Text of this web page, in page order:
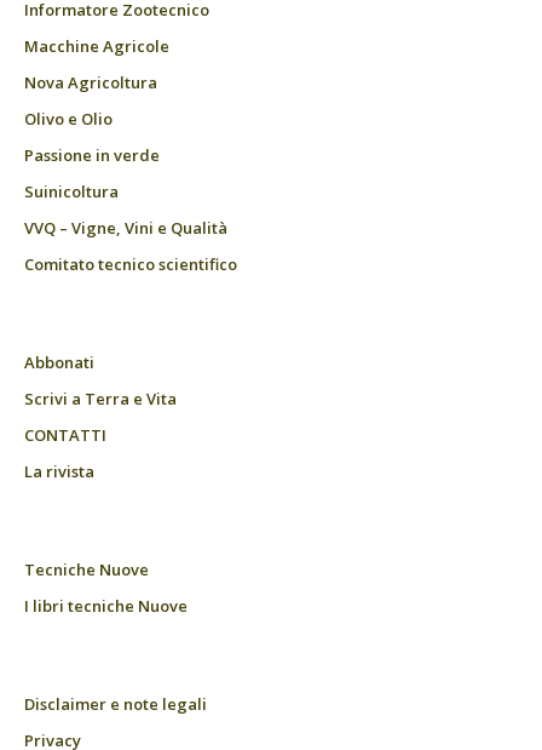
Informatore Zootecnico
Macchine Agricole
Nova Agricoltura
Olivo e Olio
Passione in verde
Suinicoltura
VVQ – Vigne, Vini e Qualità
Comitato tecnico scientifico
Abbonati
Scrivi a Terra e Vita
CONTATTI
La rivista
Tecniche Nuove
I libri tecniche Nuove
Disclaimer e note legali
Privacy